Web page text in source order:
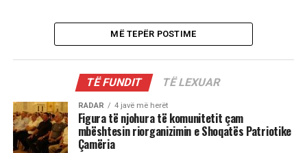
MË TEPËR POSTIME
TË FUNDIT TË LEXUAR
RADAR 4 javë më herët
Figura të njohura të komunitetit çam
mbështesin riorganizimin e Shoqatës Patriotike
Çamëria